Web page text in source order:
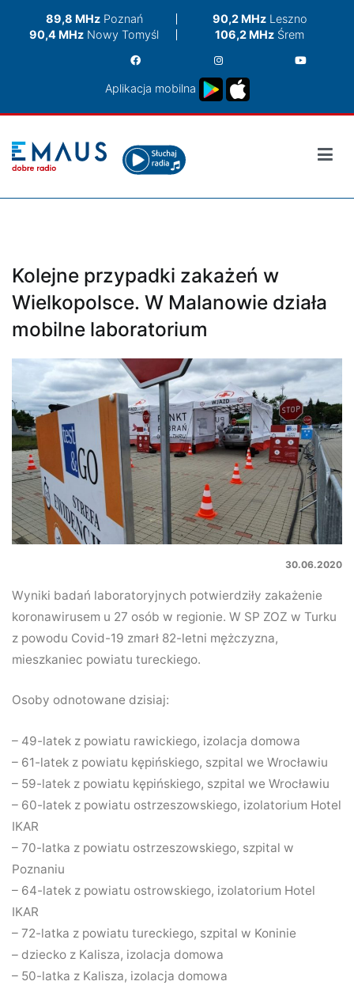
89,8 MHzPoznań 90,2 MHzLeszno
90,4 MHz Nowy Tomyśl 106,2 MHz Śrem
Aplikacja mobilna
Kolejne przypadki zakażeń w
Wielkopolsce. W Malanowie działa
mobilne laboratorium
30.06.2020
Wyniki badań laboratoryjnych potwierdziły zakażenie
koronawirusem u 27 osób w regionie. W SP ZOZ w Turku
z powodu Covid-19 zmarł 82-letni mężczyzna,
mieszkaniec powiatu tureckiego.
Osoby odnotowane dzisiaj:
– 49-latek z powiatu rawickiego, izolacja domowa
– 61-latek z powiatu kępińskiego, szpital we Wrocławiu
– 59-latek z powiatu kępińskiego, szpital we Wrocławiu
– 60-latek z powiatu ostrzeszowskiego, izolatorium Hotel
IKAR
– 70-latka z powiatu ostrzeszowskiego, szpital w
Poznaniu
– 64-latek z powiatu ostrowskiego, izolatorium Hotel
IKAR
– 72-latka z powiatu tureckiego, szpital w Koninie
– dziecko z Kalisza, izolacja domowa
– 50-latka z Kalisza, izolacja domowa